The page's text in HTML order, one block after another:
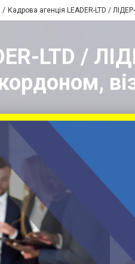
Кадрова агенція LEADER-LTD /
LTD /